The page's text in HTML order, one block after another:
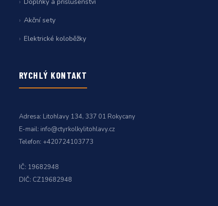
Akční sety
Elektrické koloběžky
RYCHLÝ KONTAKT
Adresa: Litohlavy 134, 337 01 Rokycany
E-mail: info@ctyrkolkylitohlavy.cz
Telefon: +420724103773
IČ: 19682948
DIČ: CZ19682948